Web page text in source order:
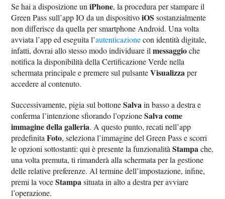
Se hai a disposizione uniPhone, la procedura per stampare il
Green Pass sull’app IO da un dispositivoiOS sostanzialmente
non differisce da quella per smartphone Android. Una volta
avviata l’app ed eseguita l’autenticazionecon identità digitale,
infatti, dovrai allo stesso modo individuare ilmessaggioche
notifica la disponibilità della Certificazione Verde nella
schermata principale e premere sul pulsanteVisualizzaper
accedere al contenuto.
Successivamente, pigia sul bottoneSalvain basso a destra e
conferma l’intenzione sfiorando l’opzioneSalva come
immagine della galleria. A questo punto, recati nell’app
predefinitaFoto, seleziona l’immagine del Green Pass e scorri
le opzioni sottostanti: qui è presente la funzionalitàStampache,
una volta premuta, ti rimanderà alla schermata per la gestione
delle relative preferenze. Al termine dell’impostazione, infine,
premi la voceStampasituata in alto a destra per avviare
l’operazione.